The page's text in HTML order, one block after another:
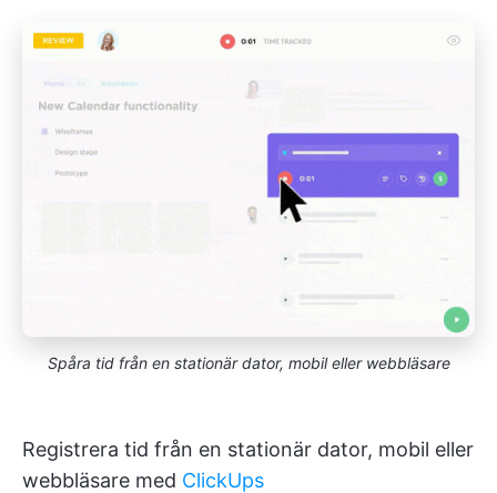
Spåra tid från en stationär dator, mobil eller webbläsare
Registrera tid från en stationär dator, mobil eller
webbläsare med ClickUps